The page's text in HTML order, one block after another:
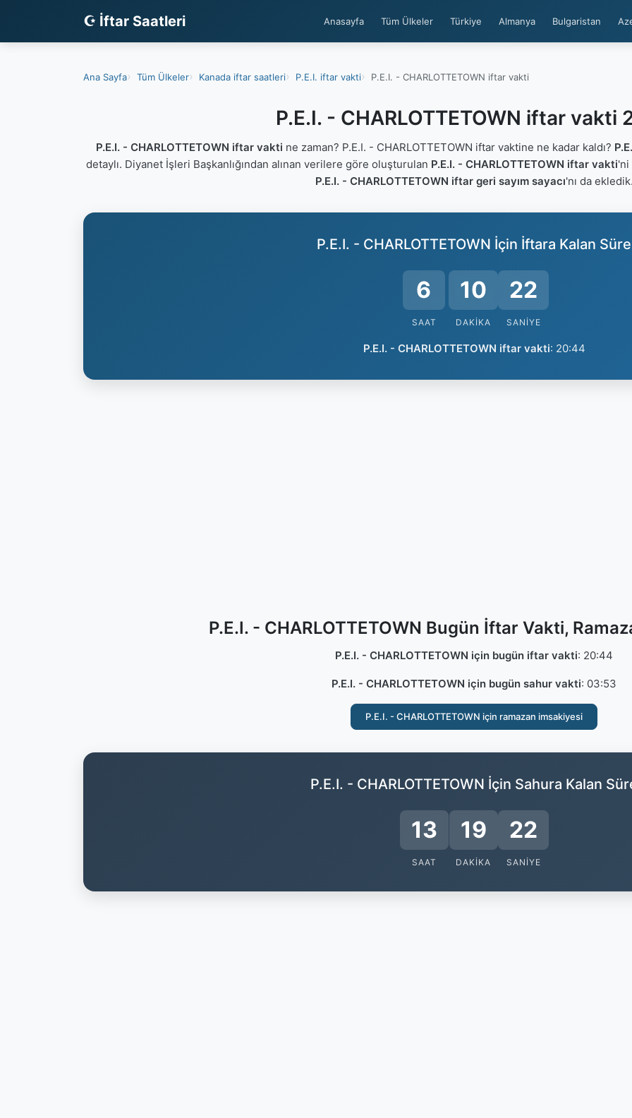
☪ İftar Saatleri Anasayfa Tüm Ülkeler Türkiye Almanya Bulgaristan
Ana Sayfa Tüm Ülkeler Kanada iftar saatleri P.E.I. iftar vakti P.E.I. - CHARLOTTETOWN iftar vakti
P.E.I. - CHARLOTTETOWN iftar vakti
P.E.I. - CHARLOTTETOWN iftar vakti ne zaman? P.E.I. - CHARLOTTETOWN iftar vaktine ne kadar kaldı?
detaylı. Diyanet İşleri Başkanlığından alınan verilere göre oluşturulan P.E.I. - CHARLOTTETOWN iftar vakti'ni
P.E.I. - CHARLOTTETOWN iftar geri sayım sayacı'nı da
P.E.I. - CHARLOTTETOWN İçin İftara Kalan Süre
6
SAAT
10
DAKIKA
21
SANIYE
P.E.I. - CHARLOTTETOWN iftar vakti: 20:44
P.E.I. - CHARLOTTETOWN Bugün İftar Vakti,
P.E.I. - CHARLOTTETOWN için bugün iftar vakti: 20:44
P.E.I. - CHARLOTTETOWN için bugün sahur vakti: 03:53
P.E.I. - CHARLOTTETOWN için ramazan imsakiyesi
P.E.I. - CHARLOTTETOWN İçin Sahura Kalan
13
SAAT
19
DAKIKA
21
SANIYE